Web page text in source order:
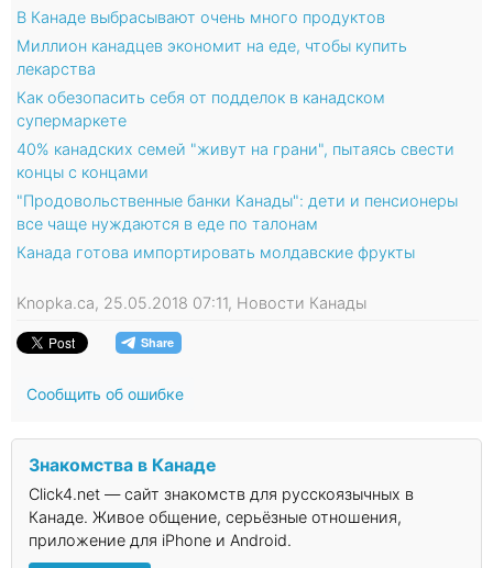
В Канаде выбрасывают очень много продуктов
Миллион канадцев экономит на еде, чтобы купить
лекарства
Как обезопасить себя от подделок в канадском
супермаркете
40% канадских семей "живут на грани", пытаясь свести
концы с концами
"Продовольственные банки Канады": дети и пенсионеры
все чаще нуждаются в еде по талонам
Канада готова импортировать молдавские фрукты
Knopka.ca, 25.05.2018 07:11, Новости Канады
Сообщить об ошибке
Знакомства в Канаде
Click4.net — сайт знакомств для русскоязычных в
Канаде. Живое общение, серьёзные отношения,
приложение для iPhone и Android.